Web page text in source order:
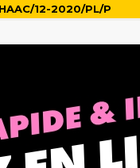
12-2020/PL/P